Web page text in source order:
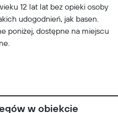
12 lat lat bez opieki osoby
udogodnień, jak basen.
poniżej, dostępne na miejscu
w obiekcie